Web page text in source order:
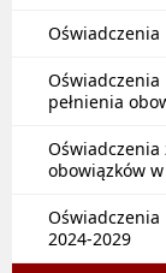
Oświadczenia
pełnienia
Oświadczenia
obowiązków
2024-2029